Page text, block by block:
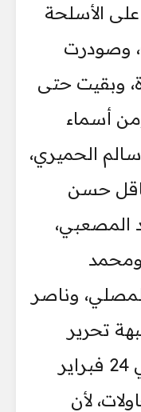
الأسلحة
1960م (...)، وصودرت
وبقيت حتى
أسماء
الحميري،
حسن
المصعبي،
وناصر
تحرير
الجنوب اليمن المحتل، في 24 فبراير
لأن